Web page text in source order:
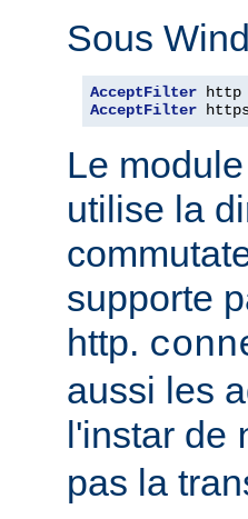
Sous
AcceptFilter
AcceptFilter
Le
utilise la
supporte
http.
aussi les
l'instar de
pas la